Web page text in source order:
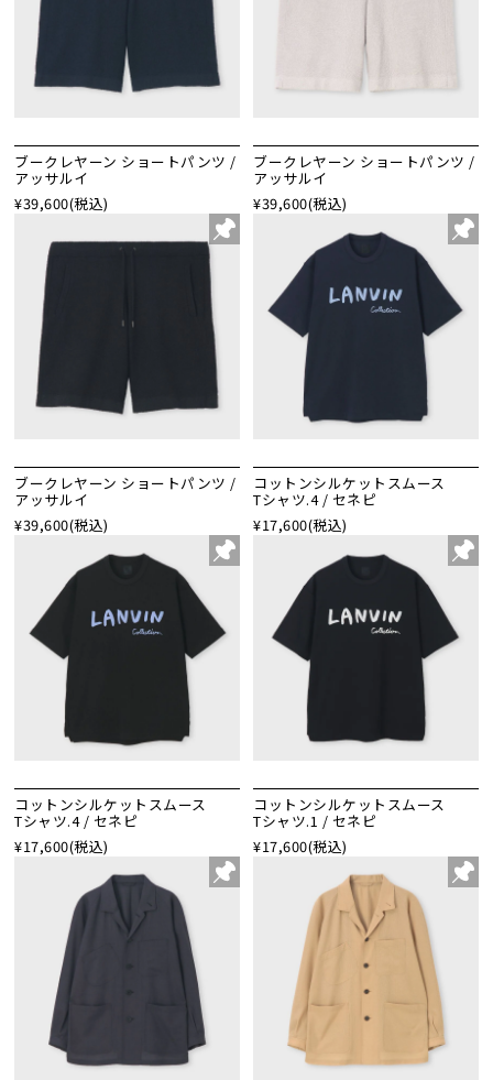
ブークレヤーン ショートパンツ /
アッサルイ
¥39,600(税込)
ブークレヤーン ショートパンツ /
アッサルイ
¥39,600(税込)
ブークレヤーン ショートパンツ /
アッサルイ
¥39,600(税込)
コットンシルケットスムース
Tシャツ.4 / セネピ
¥17,600(税込)
コットンシルケットスムース
Tシャツ.4 / セネピ
¥17,600(税込)
コットンシルケットスムース
Tシャツ.1 / セネピ
¥17,600(税込)